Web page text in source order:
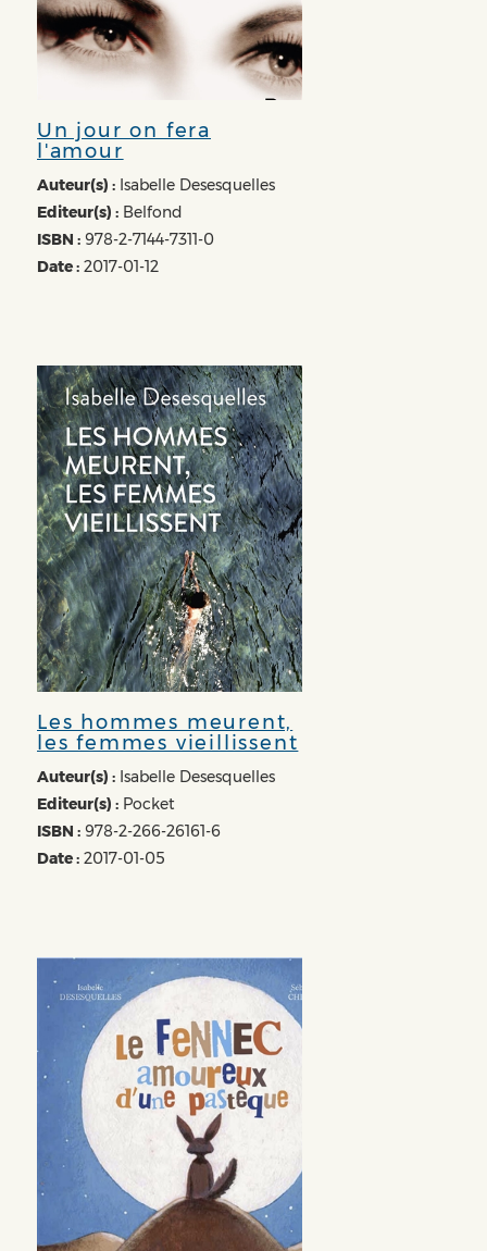
Un jour on fera
l'amour
Auteur(s) : Isabelle Desesquelles
Editeur(s) : Belfond
ISBN : 978-2-7144-7311-0
Date : 2017-01-12
Les hommes meurent,
les femmes vieillissent
Auteur(s) : Isabelle Desesquelles
Editeur(s) : Pocket
ISBN : 978-2-266-26161-6
Date : 2017-01-05